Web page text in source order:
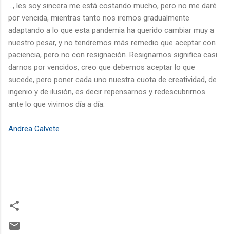
…, les soy sincera me está costando mucho, pero no me daré
por vencida, mientras tanto nos iremos gradualmente
adaptando a lo que esta pandemia ha querido cambiar muy a
nuestro pesar, y no tendremos más remedio que aceptar con
paciencia, pero no con resignación. Resignarnos significa casi
darnos por vencidos, creo que debemos aceptar lo que
sucede, pero poner cada uno nuestra cuota de creatividad, de
ingenio y de ilusión, es decir repensarnos y redescubrirnos
ante lo que vivimos día a día.
Andrea Calvete